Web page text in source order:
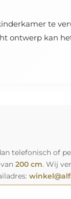
te
ontwerp kan
telefonisch of
200 cm. Wij